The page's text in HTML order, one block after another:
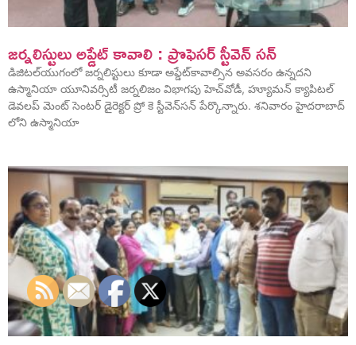
జర్నలిస్టులు అప్డేట్ కావాలి : ప్రొఫెసర్ స్టీవెన్ సన్
డిజిటల్​యుగంలో జర్నలిస్టులు కూడా అప్డేట్​కావాల్సిన అవసరం ఉన్నదని
ఉస్మానియా యూనివర్సిటీ జర్నలిజం విభాగపు హెచ్​వోడీ, హ్యూమన్​ క్యాపిటల్​
డెవలప్ మెంట్​ సెంటర్​ డైరెక్టర్​ ప్రో కె స్టీవెన్​సన్​ పేర్కొన్నారు. శనివారం హైదరాబాద్
లోని ఉస్మానియా